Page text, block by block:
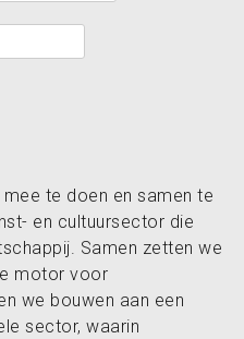
te doen en samen te
en cultuursector die
Samen zetten we
motor voor
we bouwen aan een
sector, waarin